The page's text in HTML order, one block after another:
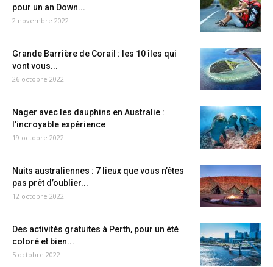
pour un an Down...
2 novembre 2022
Grande Barrière de Corail : les 10 îles qui
vont vous...
26 octobre 2022
Nager avec les dauphins en Australie :
l’incroyable expérience
19 octobre 2022
Nuits australiennes : 7 lieux que vous n’êtes
pas prêt d’oublier...
12 octobre 2022
Des activités gratuites à Perth, pour un été
coloré et bien...
5 octobre 2022